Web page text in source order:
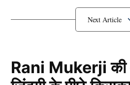
कौन हैंBollywood की
Padukone)
Rani Mukerji की